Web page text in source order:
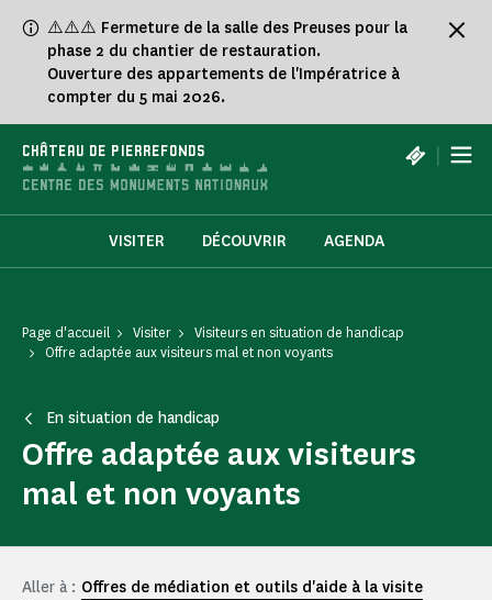
⚠️⚠️⚠️ Fermeture de la salle des Preuses pour la
phase 2 du chantier de restauration.
Ouverture des appartements de l'Impératrice à
compter du 5 mai 2026.
CHÂTEAU DE PIERREFONDS |
VISITER DÉCOUVRIR AGENDA
Page d'accueil Visiter
Visiteurs en situation de handicap
Offre adaptée aux visiteurs mal et non voyants
En situation de handicap
Offre adaptée aux visiteurs
mal et non voyants
Aller à : Offres de médiation et outils d'aide à la visite